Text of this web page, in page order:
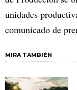
unidades
comunicado de
MIRA TAMBIÉN